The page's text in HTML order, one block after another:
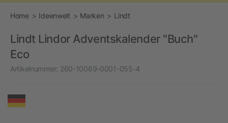
Home Ideenwelt Marken Lindt
Lindt Lindor Adventskalender "Buch"
Eco
Artikelnummer: 260-10069-0001-055-4